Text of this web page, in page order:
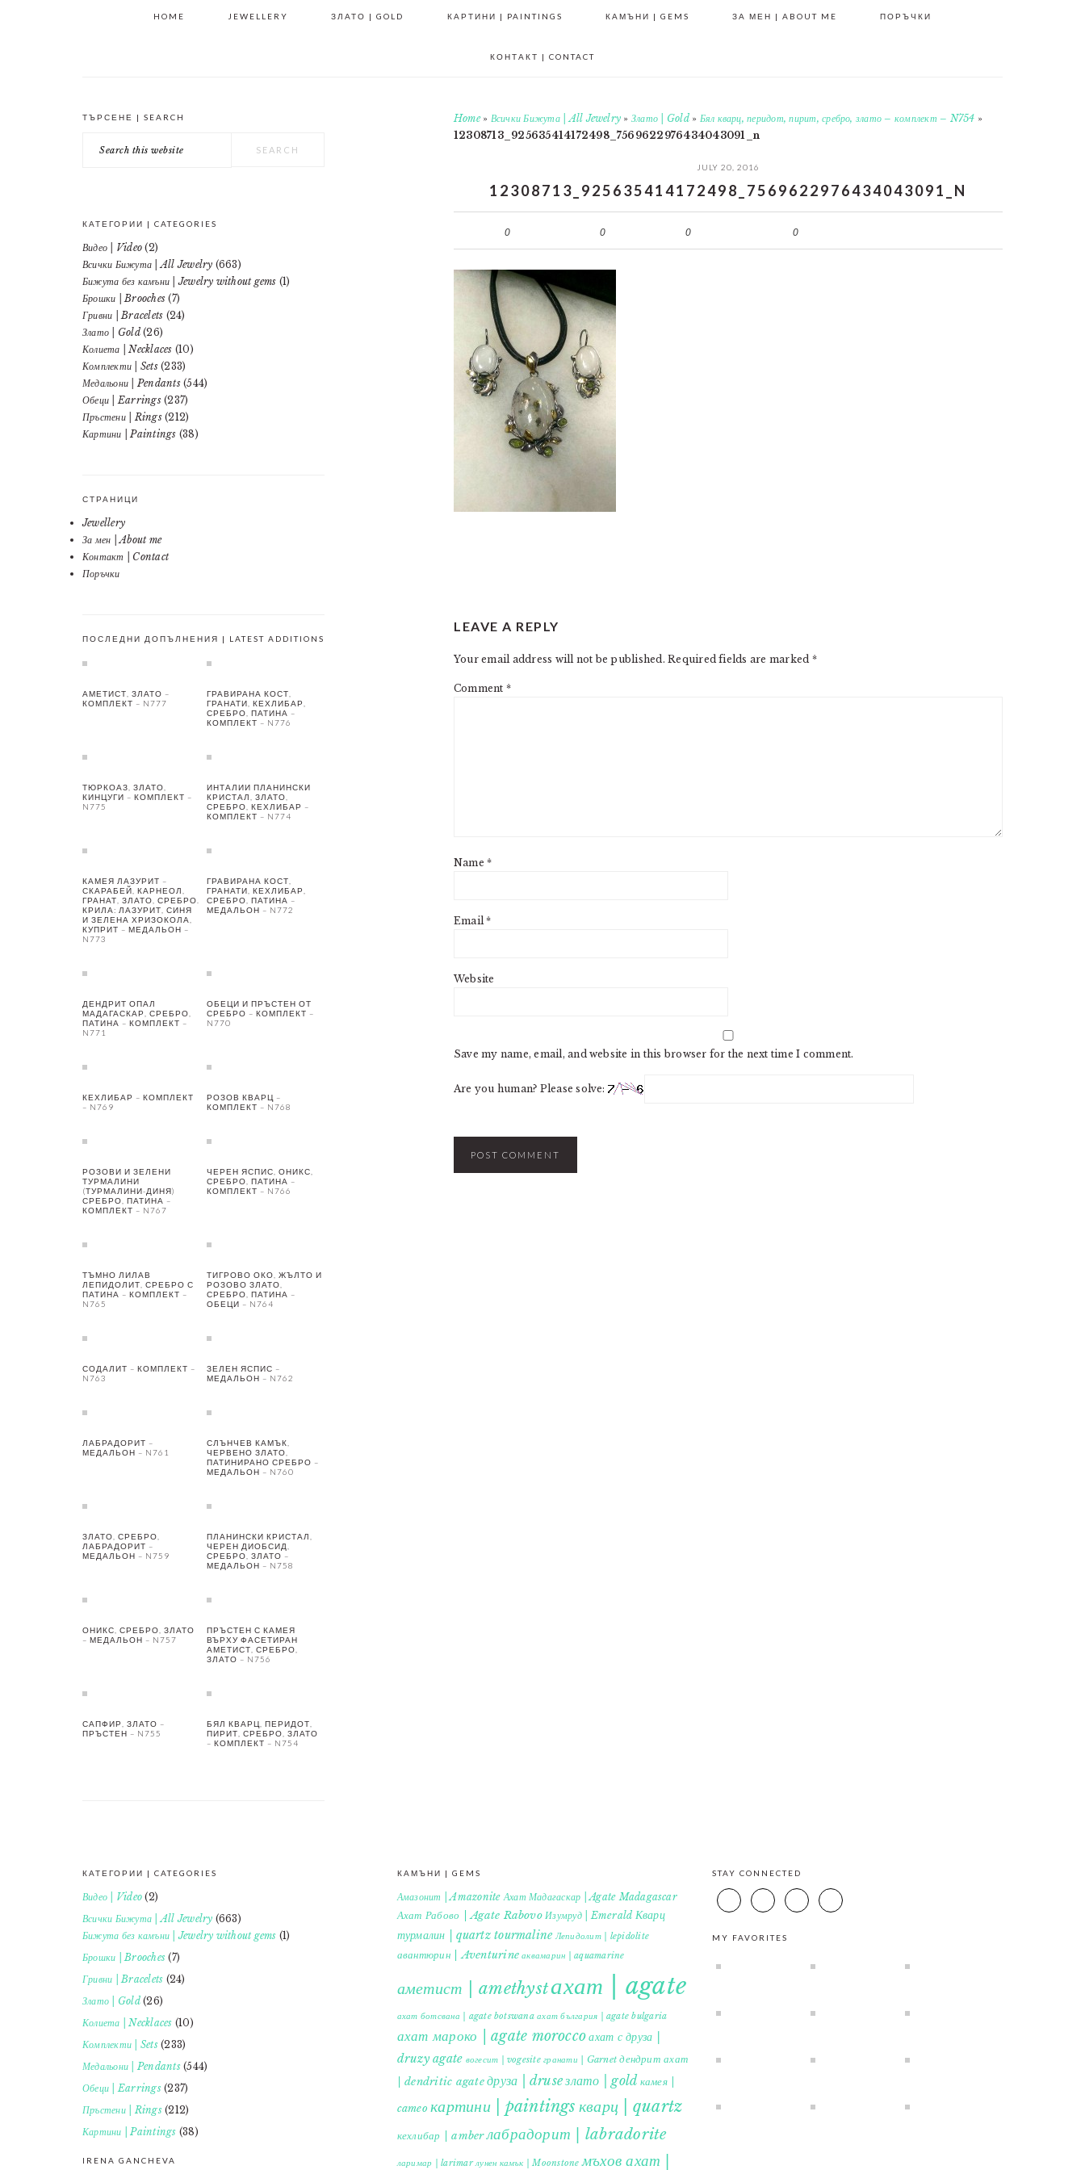
HOME JEWELLERY ЗЛАТО | GOLD КАРТИНИ | PAINTINGS КАМЪНИ | GEMS ЗА МЕН | ABOUT ME ПОРЪЧКИ
КОНТАКТ | CONTACT
Home» Всички Бижута | All Jewelry » Злато | Gold» Бял кварц, перидот, пирит, сребро, злато – комплект – N754 »
12308713_925635414172498_7569622976434043091_n
JULY 20, 2016
12308713_925635414172498_7569622976434043091_N
0 0 0 0
INTERACTIONS
LEAVE A REPLY
Your email address will not be published. Required fields are marked *
Comment *
Name*
Email*
Website
Save my name, email, and website in this browser for the next time I comment.
Are you human? Please solve:
PRIMARY
SIDEBAR
ТЪРСЕНЕ | SEARCH
this
КАТЕГОРИИ | CATEGORIES
Видео | Video (2)
Всички Бижута | All Jewelry (663)
Бижута без камъни | Jewelry without gems (1)
Брошки | Brooches (7)
Гривни | Bracelets (24)
Злато | Gold(26)
Колиета | Necklaces (10)
Комплекти | Sets(233)
Медальони | Pendants(544)
Обеци | Earrings(237)
Пръстени | Rings(212)
Картини | Paintings (38)
СТРАНИЦИ
Jewellery
За мен | About me
Контакт | Contact
Поръчки
ПОСЛЕДНИ ДОПЪЛНЕНИЯ | LATEST ADDITIONS
АМЕТИСТ, ЗЛАТО –
КОМПЛЕКТ – N777
ГРАВИРАНА КОСТ,
ГРАНАТИ, КЕХЛИБАР,
СРЕБРО, ПАТИНА –
КОМПЛЕКТ – N776
ТЮРКОАЗ, ЗЛАТО,
КИНЦУГИ – КОМПЛЕКТ –
N775
ИНТАЛИИ ПЛАНИНСКИ
КРИСТАЛ, ЗЛАТО,
СРЕБРО, КЕХЛИБАР –
КОМПЛЕКТ – N774
КАМЕЯ ЛАЗУРИТ –
СКАРАБЕЙ, КАРНЕОЛ,
ГРАНАТ, ЗЛАТО, СРЕБРО.
КРИЛА: ЛАЗУРИТ, СИНЯ
И ЗЕЛЕНА ХРИЗОКОЛА,
КУПРИТ – МЕДАЛЬОН –
N773
ГРАВИРАНА КОСТ,
ГРАНАТИ, КЕХЛИБАР,
СРЕБРО, ПАТИНА –
МЕДАЛЬОН – N772
ДЕНДРИТ ОПАЛ
МАДАГАСКАР, СРЕБРО,
ПАТИНА – КОМПЛЕКТ –
N771
ОБЕЦИ И ПРЪСТЕН ОТ
СРЕБРО – КОМПЛЕКТ –
N770
КЕХЛИБАР – КОМПЛЕКТ
– N769
РОЗОВ КВАРЦ –
КОМПЛЕКТ – N768
РОЗОВИ И ЗЕЛЕНИ
ТУРМАЛИНИ
(ТУРМАЛИНИ-ДИНЯ)
СРЕБРО, ПАТИНА –
КОМПЛЕКТ – N767
ЧЕРЕН ЯСПИС, ОНИКС,
СРЕБРО, ПАТИНА –
КОМПЛЕКТ – N766
ТЪМНО ЛИЛАВ
ЛЕПИДОЛИТ, СРЕБРО С
ПАТИНА – КОМПЛЕКТ –
N765
ТИГРОВО ОКО, ЖЪЛТО И
РОЗОВО ЗЛАТО,
СРЕБРО, ПАТИНА –
ОБЕЦИ – N764
СОДАЛИТ – КОМПЛЕКТ –
N763
ЗЕЛЕН ЯСПИС –
МЕДАЛЬОН – N762
ЛАБРАДОРИТ –
МЕДАЛЬОН – N761
СЛЪНЧЕВ КАМЪК,
ЧЕРВЕНО ЗЛАТО,
ПАТИНИРАНО СРЕБРО –
МЕДАЛЬОН – N760
ЗЛАТО, СРЕБРО,
ЛАБРАДОРИТ –
МЕДАЛЬОН – N759
ПЛАНИНСКИ КРИСТАЛ,
ЧЕРЕН ДИОБСИД,
СРЕБРО, ЗЛАТО –
МЕДАЛЬОН – N758
ОНИКС, СРЕБРО, ЗЛАТО
– МЕДАЛЬОН – N757
ПРЪСТЕН С КАМЕЯ
ВЪРХУ ФАСЕТИРАН
АМЕТИСТ, СРЕБРО,
ЗЛАТО – N756
САПФИР, ЗЛАТО –
ПРЪСТЕН – N755
БЯЛ КВАРЦ, ПЕРИДОТ,
ПИРИТ, СРЕБРО, ЗЛАТО
– КОМПЛЕКТ – N754
КАТЕГОРИИ | CATEGORIES
Видео | Video (2)
Всички Бижута | All Jewelry (663)
Бижута без камъни | Jewelry without gems (1)
Брошки | Brooches (7)
Гривни | Bracelets (24)
Злато | Gold(26)
Колиета | Necklaces (10)
Комплекти | Sets(233)
Медальони | Pendants(544)
Обеци | Earrings(237)
Пръстени | Rings(212)
Картини | Paintings (38)
IRENA GANCHEVA
КАМЪНИ | GEMS
Амазонит | Amazonite Ахат Мадагаскар | Agate Madagascar
Ахат Рабово | Agate Rabovo Изумруд | Emerald Кварц
турмалин | quartz tourmaline Лепидолит | lepidolite
авантюрин | Aventurine аквамарин | aquamarine
аметист | amethystахат | agate
ахат ботсвана | agate botswana ахат българия | agate bulgaria
ахат мароко | agate moroccoахат с друза |
druzy agate вогесит | vogesite гранати | Garnet дендрит ахат
| dendritic agateдруза | druseзлато | gold камея |
cameo картини | paintings кварц | quartz
кехлибар | amberлабрадорит | labradorite
ларимар | larimar лунен камък | Moonstone мъхов ахат |
STAY CONNECTED
MY FAVORITES